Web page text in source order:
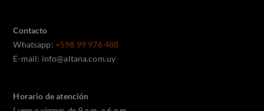
Contacto
Whatsapp: +598 99 976 488
E-mail: info@altana.com.uy
Horario de atención